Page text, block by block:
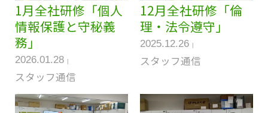
1月全社研修「個人
情報保護と守秘義
務」
2026.01.28
スタッフ通信
12月全社研修「倫
理・法令遵守」
2025.12.26
スタッフ通信